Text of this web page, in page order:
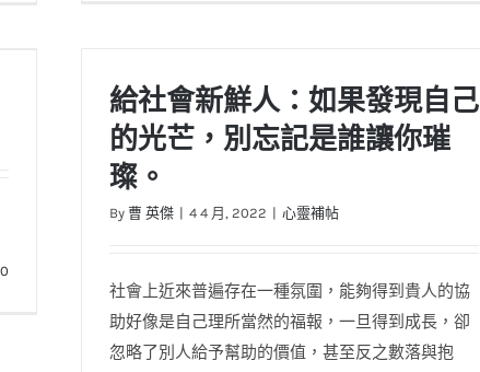
0
給社會新鮮人：如果發現自己
的光芒，別忘記是誰讓你璀
璨。
By 曹 英傑 | 4 4 月, 2022 | 心靈補帖
社會上近來普遍存在一種氛圍，能夠得到貴人的協
助好像是自己理所當然的福報，一旦得到成長，卻
忽略了別人給予幫助的價值，甚至反之數落與抱